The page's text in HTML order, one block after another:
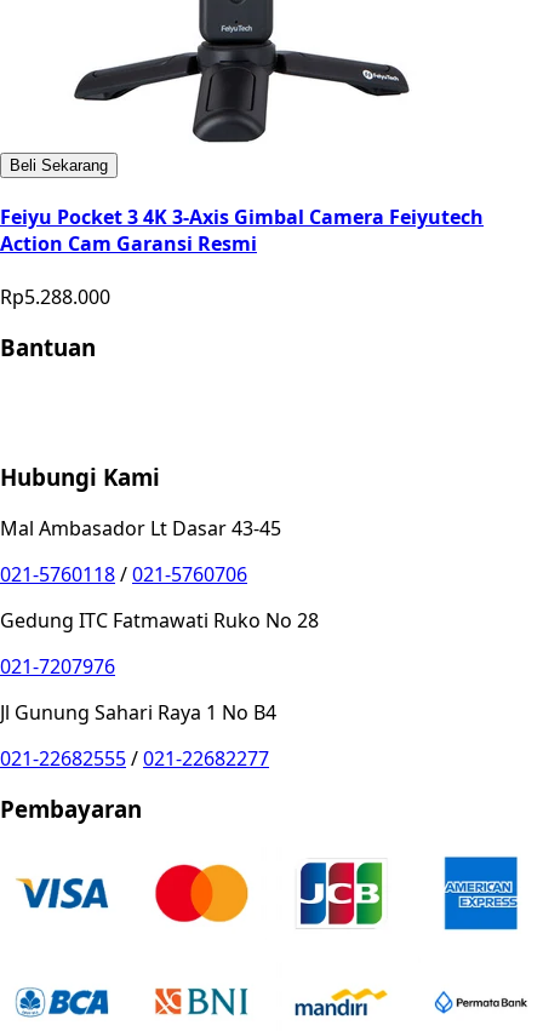
Beli Sekarang
Feiyu Pocket 3 4K 3-Axis Gimbal Camera Feiyutech
Action Cam Garansi Resmi
Rp5.288.000
Bantuan
Hubungi Kami
Mal Ambasador Lt Dasar 43-45
021-5760118/021-5760706
Gedung ITC Fatmawati Ruko No 28
021-7207976
Jl Gunung Sahari Raya 1 No B4
021-22682555/021-22682277
Pembayaran